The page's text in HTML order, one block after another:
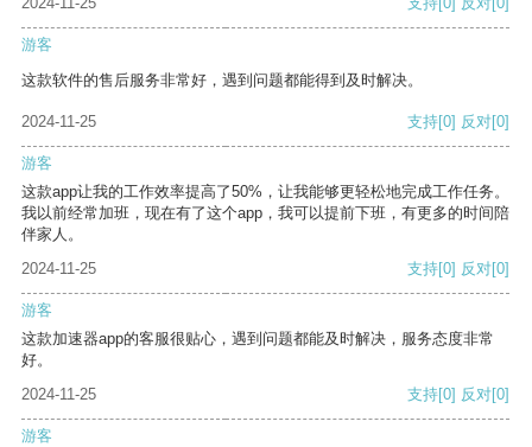
游客
这款软件的售后服务非常好，遇到问题都能得到及时解决。
2024-11-25 支持[0] 反对[0]
游客
这款app让我的工作效率提高了50%，让我能够更轻松地完成工作任务。
我以前经常加班，现在有了这个app，我可以提前下班，有更多的时间陪
伴家人。
2024-11-25
支持[0] 反对[0]
游客
这款加速器app的客服很贴心，遇到问题都能及时解决，服务态度非常
好。
2024-11-25
支持[0] 反对[0]
游客